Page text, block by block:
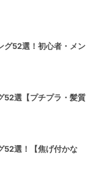
グ52選！初心者・メン
52選【プチプラ・髪質
52選！【焦げ付かな